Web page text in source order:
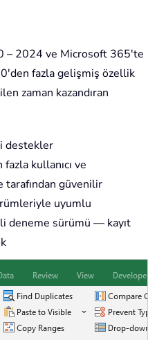
– 2024 ve Microsoft 365'te
fazla gelişmiş özellik
zaman kazandıran
destekler
kullanıcı ve
güvenilir
uyumlu
deneme sürümü — kayıt